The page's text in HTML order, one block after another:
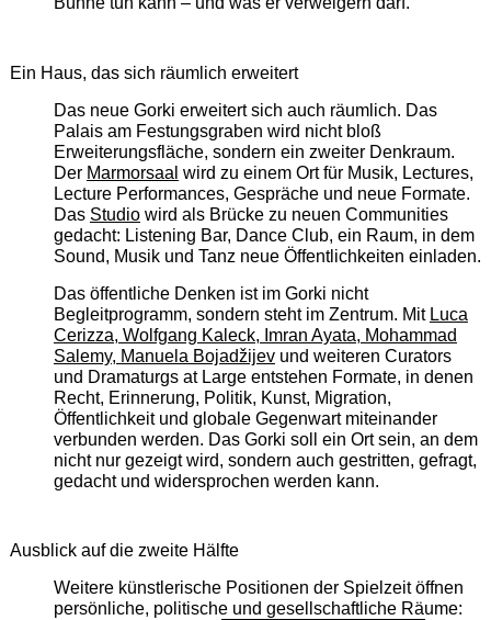
Ein Haus, das sich räumlich erweitert
Das neue Gorki erweitert sich auch räumlich. Das
Palais am Festungsgraben wird nicht bloß
Erweiterungsfläche, sondern ein zweiter Denkraum.
Der Marmorsaal wird zu einem Ort für Musik, Lectures,
Lecture Performances, Gespräche und neue Formate.
Das Studiowird als Brücke zu neuen Communities
gedacht: Listening Bar, Dance Club, ein Raum, in dem
Sound, Musik und Tanz neue Öffentlichkeiten einladen.
Das öffentliche Denken ist im Gorki nicht
Begleitprogramm, sondern steht im Zentrum. Mit Luca
Cerizza, Wolfgang Kaleck, Imran Ayata, Mohammad
Salemy, Manuela Bojadžijevund weiteren Curators
und Dramaturgs at Large entstehen Formate, in denen
Recht, Erinnerung, Politik, Kunst, Migration,
Öffentlichkeit und globale Gegenwart miteinander
verbunden werden. Das Gorki soll ein Ort sein, an dem
nicht nur gezeigt wird, sondern auch gestritten, gefragt,
gedacht und widersprochen werden kann.
Ausblick auf die zweite Hälfte
Weitere künstlerische Positionen der Spielzeit öffnen
persönliche, politische und gesellschaftliche Räume: